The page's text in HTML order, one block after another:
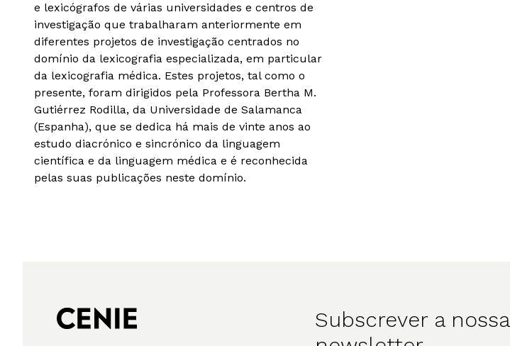
e lexicógrafos de várias universidades e centros de
investigação que trabalharam anteriormente em
diferentes projetos de investigação centrados no
domínio da lexicografia especializada, em particular
da lexicografia médica. Estes projetos, tal como o
presente, foram dirigidos pela Professora Bertha M.
Gutiérrez Rodilla, da Universidade de Salamanca
(Espanha), que se dedica há mais de vinte anos ao
estudo diacrónico e sincrónico da linguagem
científica e da linguagem médica e é reconhecida
pelas suas publicações neste domínio.
Subscrever a nossa